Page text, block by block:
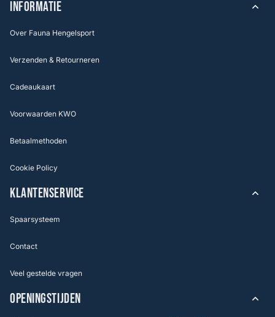
INFORMATIE
Over Fauna Hengelsport
Verzenden & Retourneren
Cadeaukaart
Voorwaarden KWO
Betaalmethoden
Cookie Policy
KLANTENSERVICE
Spaarsysteem
Contact
Veel gestelde vragen
OPENINGSTIJDEN